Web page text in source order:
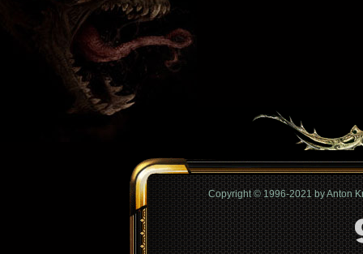
Copyright © 1996-2021 by Anton